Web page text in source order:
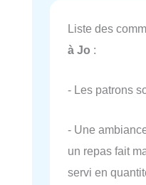
Liste des
à Jo :
- Les patrons
- Une
un repas fait
servi en